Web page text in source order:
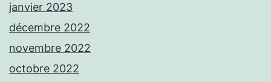
janvier 2023
décembre 2022
novembre 2022
octobre 2022